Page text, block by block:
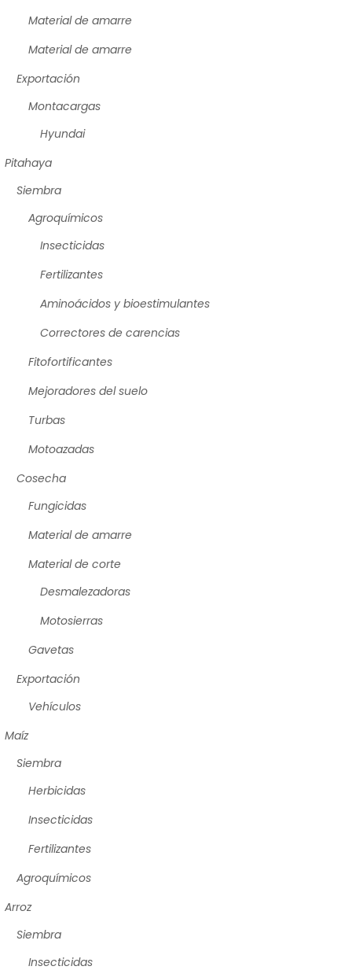
Material de amarre
Material de amarre
Exportación
Montacargas
Hyundai
Pitahaya
Siembra
Agroquímicos
Insecticidas
Fertilizantes
Aminoácidos y bioestimulantes
Correctores de carencias
Fitofortificantes
Mejoradores del suelo
Turbas
Motoazadas
Cosecha
Fungicidas
Material de amarre
Material de corte
Desmalezadoras
Motosierras
Gavetas
Exportación
Vehículos
Maíz
Siembra
Herbicidas
Insecticidas
Fertilizantes
Agroquímicos
Arroz
Siembra
Insecticidas